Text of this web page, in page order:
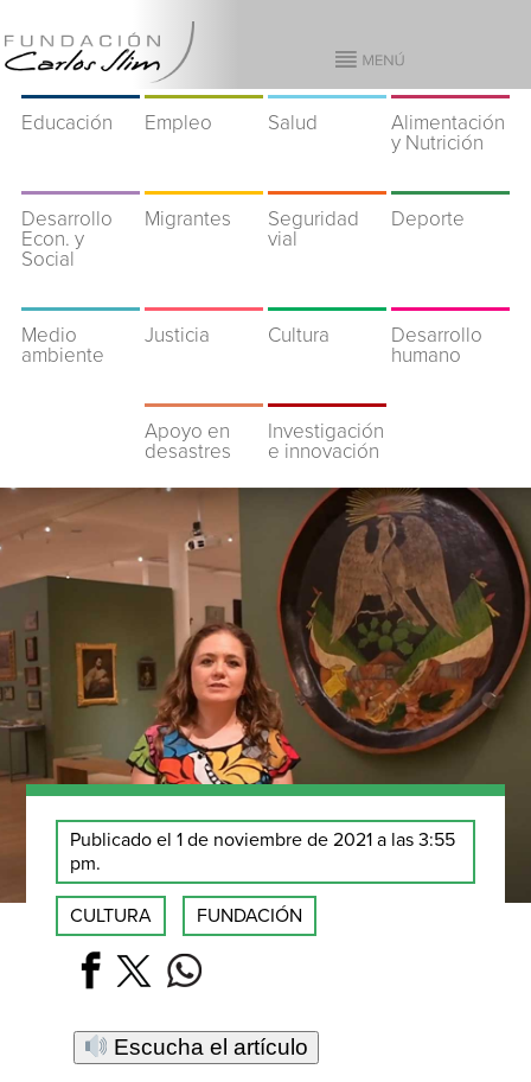
Educación Empleo Salud
Alimentación
y Nutrición
Desarrollo
Econ. y
Social
Migrantes
Seguridad
vial
Deporte
Medio
ambiente
Justicia Cultura
Desarrollo
humano
Apoyo en
desastres
Investigación
e innovación
Publicado el 1 de noviembre de 2021 a las 3:55
pm.
CULTURA FUNDACIÓN
Escucha el artículo